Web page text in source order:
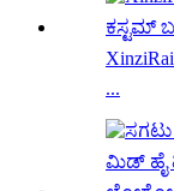
...